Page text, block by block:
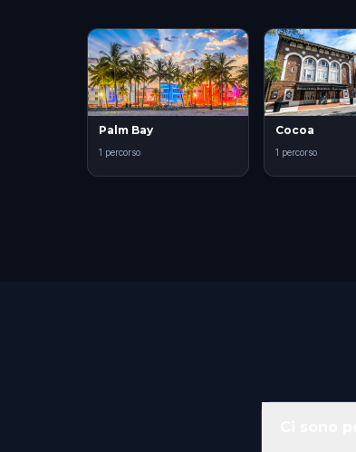
Palm Bay
1 percorso
Cocoa
1 percorso